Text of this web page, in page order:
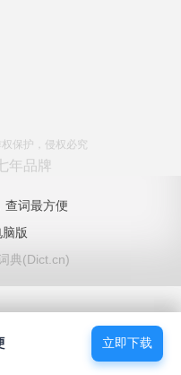
保护，侵权必究
年品牌
查词最方便
脑版
典(Dict.cn)
立即下载
立即下载